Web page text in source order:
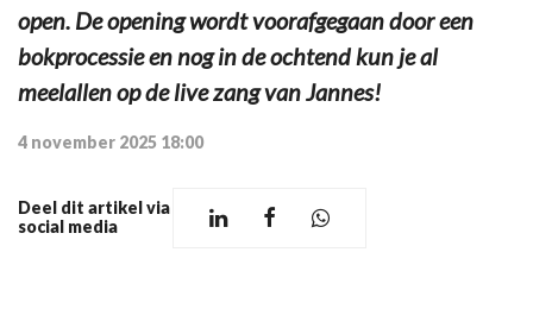
open. De opening wordt voorafgegaan door een
bokprocessie en nog in de ochtend kun je al
meelallen op de live zang van Jannes!
4 november 2025 18:00
Deel dit artikel via
social media